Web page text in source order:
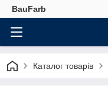
BauFarb
Каталог товарів